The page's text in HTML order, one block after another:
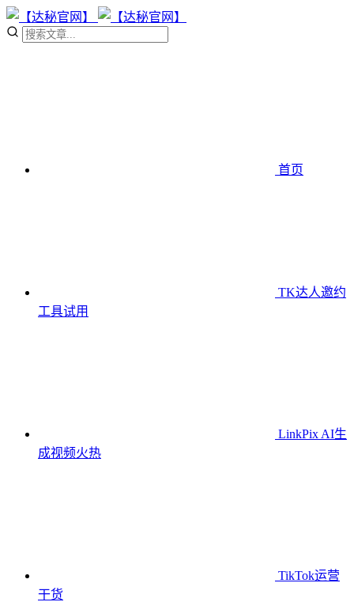
首页
TK达人邀约
工具试用
LinkPix AI生
成视频火热
TikTok运营
干货